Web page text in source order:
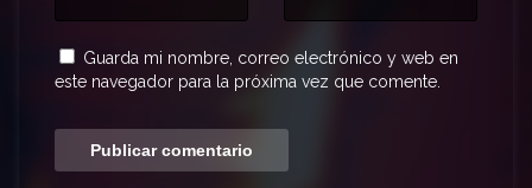
Guarda mi nombre, correo electrónico y web en
este navegador para la próxima vez que comente.